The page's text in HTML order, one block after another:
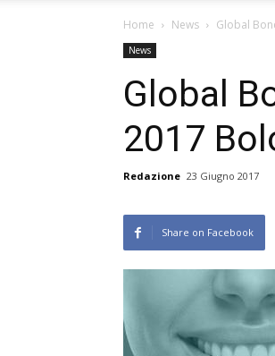
Home News Global
News
Global
2017
Redazione 23 Giugno 2017
Share on Facebook